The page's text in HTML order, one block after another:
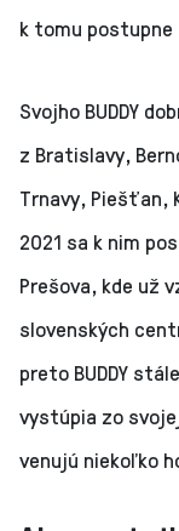
k tomu
Svojho BUDDY
z Bratislavy,
Trnavy, Piešťan,
2021 sa k nim
Prešova, kde už
slovenských
preto BUDDY
vystúpia zo
venujú niekoľko